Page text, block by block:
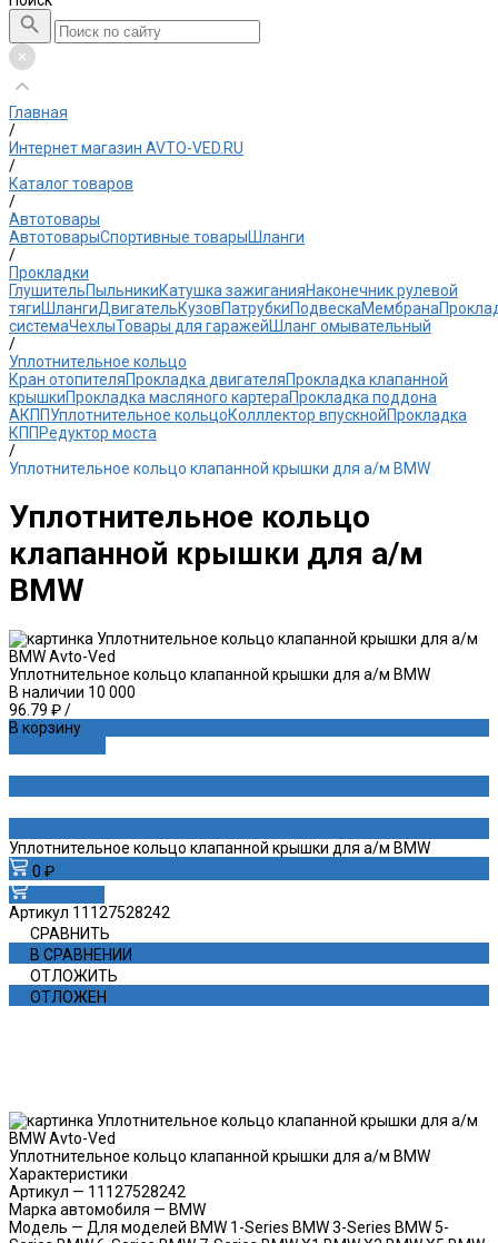
Главная
/
Интернет магазин AVTO-VED.RU
/
Каталог товаров
/
Автотовары
АвтотоварыСпортивные товарыШланги
/
Прокладки
ГлушительПыльникиКатушка зажиганияНаконечник рулевой
тягиШлангиДвигательКузовПатрубкиПодвескаМембрана
системаЧехлыТовары для гаражейШланг омывательный
/
Уплотнительное кольцо
Кран отопителяПрокладка двигателяПрокладка клапанной
крышкиПрокладка масляного картераПрокладка поддона
АКППУплотнительное кольцоКолллектор впускнойПрокладка
КПП Редуктор моста
/
Уплотнительное кольцо клапанной крышки для а/м BMW
Уплотнительное кольцо
клапанной крышки для а/м
BMW
Уплотнительное кольцо клапанной крышки для а/м BMW
В наличии 10 000
96.79 ₽/
В корзину
Уплотнительное кольцо клапанной крышки для а/м BMW
0 ₽
Артикул 11127528242
СРАВНИТЬ
В СРАВНЕНИИ
ОТЛОЖИТЬ
ОТЛОЖЕН
Уплотнительное кольцо клапанной крышки для а/м BMW
Характеристики
Артикул — 11127528242
Марка автомобиля — BMW
Модель — Для моделей BMW 1-Series BMW 3-Series BMW 5-